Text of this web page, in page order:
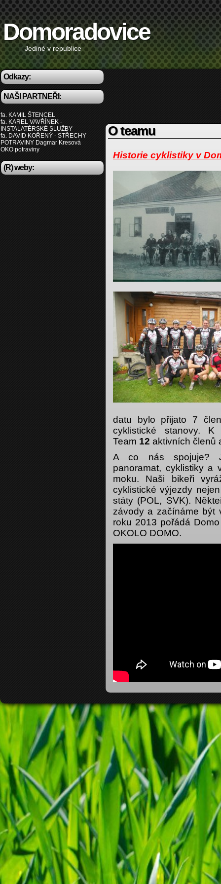
Domoradovice
Jediné v republice
Odkazy:
NAŠI PARTNEŘI:
fa. KAMIL ŠTENCEL
fa. KAREL VAVŘÍNEK -
INSTALATÉRSKÉ SLUŽBY
fa. DAVID KOŘENÝ - STŘECHY
POTRAVINY Dagmar Kresová
OKO potraviny
(R) weby:
O teamu
Historie cyklistiky v
datu bylo přijato 7
cyklistické stanovy.
Team 12 aktivních členů
A co nás spojuje?
panoramat, cyklistiky a
moku. Naši bikeři
cyklistické výjezdy
státy (POL, SVK).
závody a začínáme být
roku 2013 pořádá
OKOLO DOMO.